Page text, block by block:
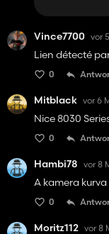
Vince7700 vor
Lien détecté
0
Mitblack vor 6
Nice 8030
0
Hambi78 vor 8
A kamera kurva
0
Moritz112 vor 8